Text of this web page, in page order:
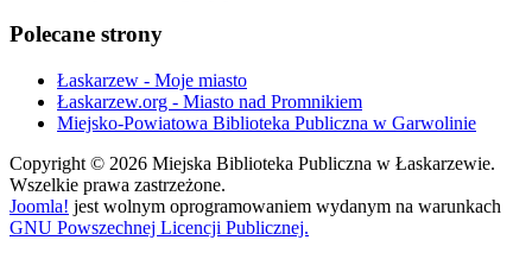
Polecane strony
Łaskarzew - Moje miasto
Łaskarzew.org - Miasto nad Promnikiem
Miejsko-Powiatowa Biblioteka Publiczna w Garwolinie
Copyright © 2026 Miejska Biblioteka Publiczna w Łaskarzewie.
Wszelkie prawa zastrzeżone.
Joomla! jest wolnym oprogramowaniem wydanym na warunkach
GNU Powszechnej Licencji Publicznej.